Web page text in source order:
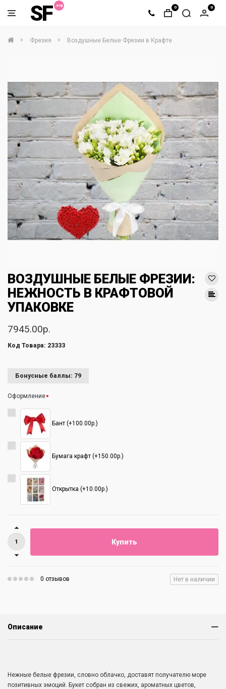
SF 0 0
Фрезия Воздушные Белые Фрезии в Крафте
ВОЗДУШНЫЕ БЕЛЫЕ ФРЕЗИИ:
НЕЖНОСТЬ В КРАФТОВОЙ
УПАКОВКЕ
7945.00р.
Код Товара: 23333
Бонусные баллы: 79
Оформление
Бант (+100.00р.)
Бумага крафт (+150.00р.)
Открытка (+10.00р.)
Купить
0 отзывов Нет в наличии
Описание
Нежные белые фрезии, словно облачко, доставят получателю море
позитивных эмоций. Букет собран из свежих, ароматных цветов,